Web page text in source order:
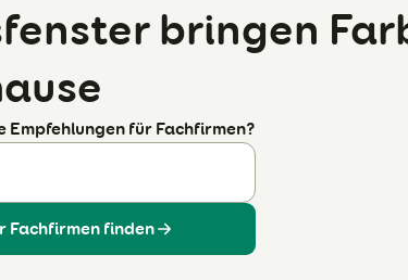
bringen
Empfehlungen für Fachfirmen?
Fachfirmen finden